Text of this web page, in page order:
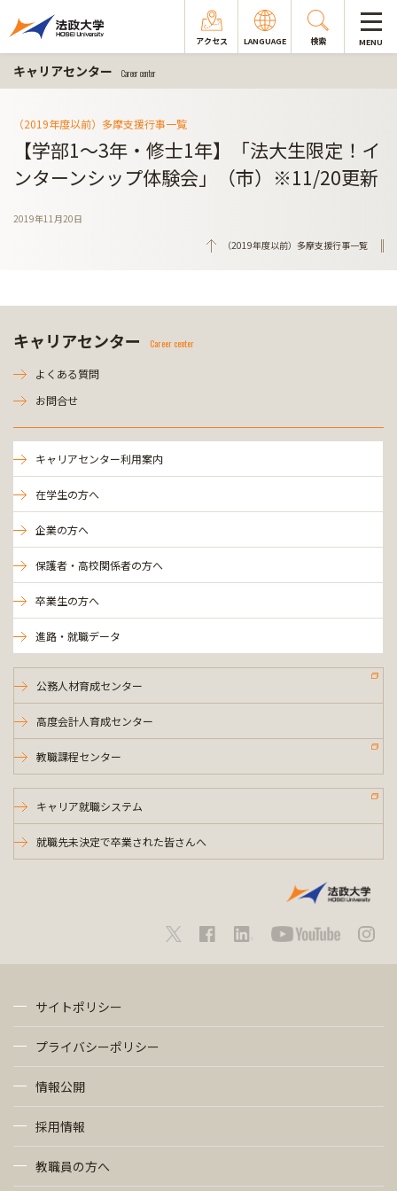
アクセス LANGUAGE 検索 MENU
キャリアセンター Career center
（2019年度以前）多摩支援行事一覧
【学部1～3年・修士1年】「法大生限定！イ
ンターンシップ体験会」（市）※11/20更新
2019年11月20日
（2019年度以前）多摩支援行事一覧
キャリアセンター Career center
よくある質問
お問合せ
キャリアセンター利用案内
在学生の方へ
企業の方へ
保護者・高校関係者の方へ
卒業生の方へ
進路・就職データ
公務人材育成センター
高度会計人育成センター
教職課程センター
キャリア就職システム
就職先未決定で卒業された皆さんへ
サイトポリシー
プライバシーポリシー
情報公開
採用情報
教職員の方へ